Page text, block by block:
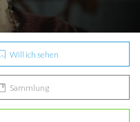
Will ich sehen
Sammlung